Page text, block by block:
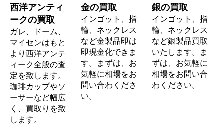
西洋アンティ
ークの買取
ガレ、ドーム、
マイセンはもと
より西洋アンテ
ィーク全般の査
定を致します。
珈琲カップやソ
ーサーなど幅広
く、買取りを致
します。
金の買取
インゴット、指
輪、ネックレス
など金製品即は
即現金化できま
す。まずは、お
気軽に相場をお
問い合わくださ
い。
銀の買取
インゴット、指
輪、ネックレス
など銀製品買取
いたします。ま
ずは、お気軽に
相場をお問い合
わください。